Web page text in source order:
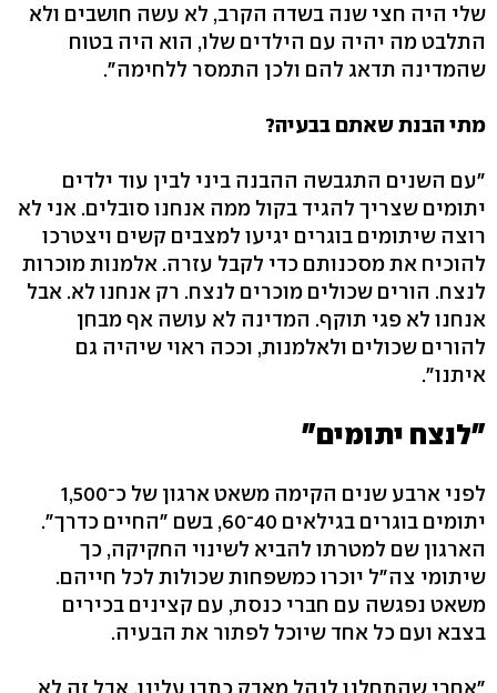
שלי היה חצי שנה בשדה הקרב, לא עשה חושבים ולא
התלבט מה יהיה עם הילדים שלו, הוא היה בטוח
שהמדינה תדאג להם ולכן התמסר ללחימה".
מתי הבנת שאתם בבעיה?
"עם השנים התגבשה ההבנה ביני לבין עוד ילדים
יתומים שצריך להגיד בקול ממה אנחנו סובלים. אני לא
רוצה שיתומים בוגרים יגיעו למצבים קשים ויצטרכו
להוכיח את מסכנותם כדי לקבל עזרה. אלמנות מוכרות
לנצח. הורים שכולים מוכרים לנצח. רק אנחנו לא. אבל
אנחנו לא פגי תוקף. המדינה לא עושה אף מבחן
להורים שכולים ולאלמנות, וככה ראוי שיהיה גם
איתנו".
"לנצח יתומים"
לפני ארבע שנים הקימה משאט ארגון של כ־1,500
יתומים בוגרים בגילאים 40־60, בשם "החיים כדרך".
הארגון שם למטרתו להביא לשינוי החקיקה, כך
שיתומי צה"ל יוכרו כמשפחות שכולות לכל חייהם.
משאט נפגשה עם חברי כנסת, עם קצינים בכירים
בצבא ועם כל אחד שיוכל לפתור את הבעיה.